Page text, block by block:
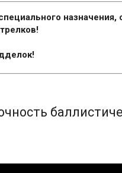
назначения,